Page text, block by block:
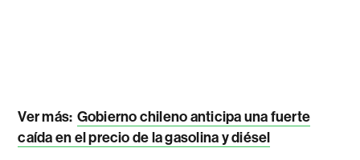
Ver más: Gobierno chileno anticipa una fuerte
caída en el precio de la gasolina y diésel